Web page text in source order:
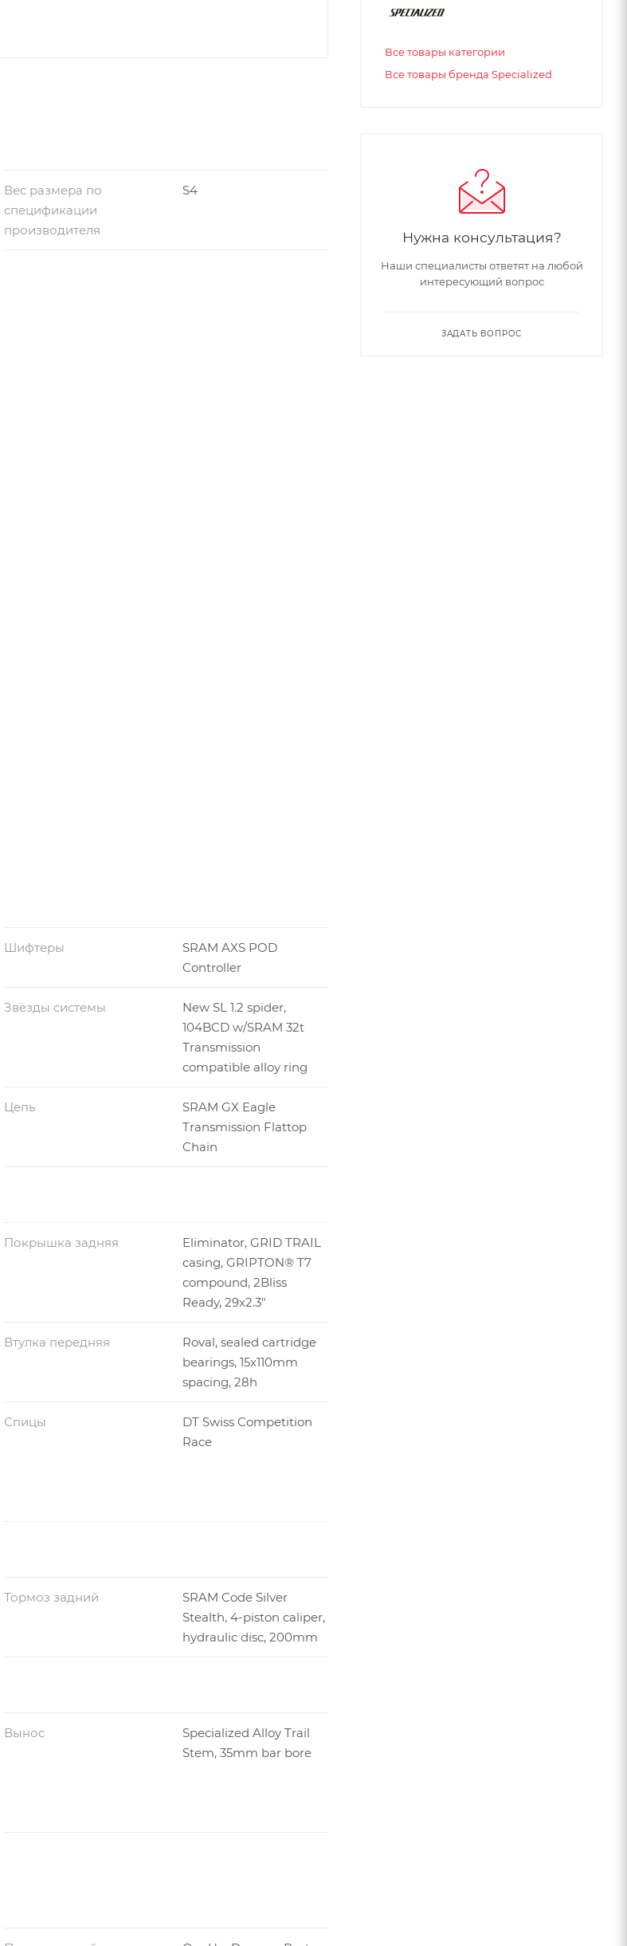
Вес размера по
спецификации
производителя
S4
Шифтеры
SRAM AXS POD
Controller
Звёзды системы
New SL 1.2 spider,
104BCD w/SRAM 32t
Transmission
compatible alloy ring
Цепь
SRAM GX Eagle
Transmission Flattop
Chain
Покрышка задняя
Eliminator, GRID TRAIL
casing, GRIPTON® T7
compound, 2Bliss
Ready, 29x2.3"
Втулка передняя
Roval, sealed cartridge
bearings, 15x110mm
spacing, 28h
Спицы
DT Swiss Competition
Race
Тормоз задний
SRAM Code Silver
Stealth, 4-piston caliper,
hydraulic disc, 200mm
Вынос
Specialized Alloy Trail
Stem, 35mm bar bore
Все товары категории
Все товары бренда Specialized
Нужна консультация?
Наши специалисты ответят на любой
интересующий вопрос
ЗАДАТЬ ВОПРОС